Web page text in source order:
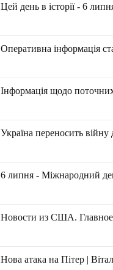
Цей день в історії - 6
Оперативна інформація
Інформація щодо
Україна переносить
6 липня - Міжнародний
Новости из США. Главное
Нова атака на Пітер |